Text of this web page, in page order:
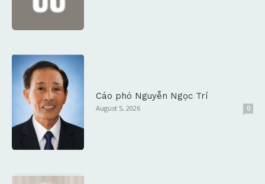
Cáo phó Nguyễn Ngọc Trí
August 5, 2026 0